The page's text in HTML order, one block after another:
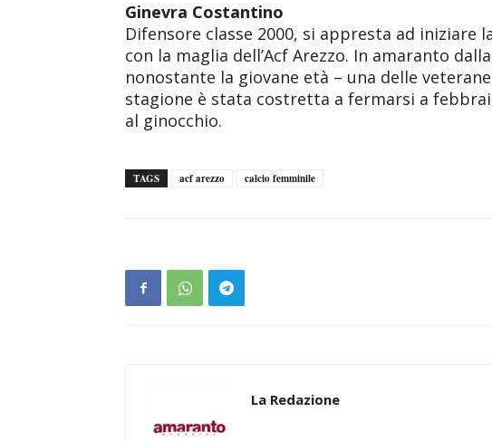
Ginevra Costantino
Difensore classe 2000, si appresta ad iniziare
con la maglia dell’Acf Arezzo. In amaranto
nonostante la giovane età – una delle
stagione è stata costretta a fermarsi a
al ginocchio.
TAGS acf arezzo calcio femminile
La Redazione